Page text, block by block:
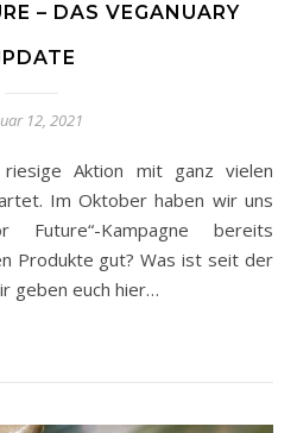
– DAS VEGANUARY
12, 2021
Im Oktober haben wir uns
Kampagne bereits
Produkte gut? Was ist seit der
geben euch hier…